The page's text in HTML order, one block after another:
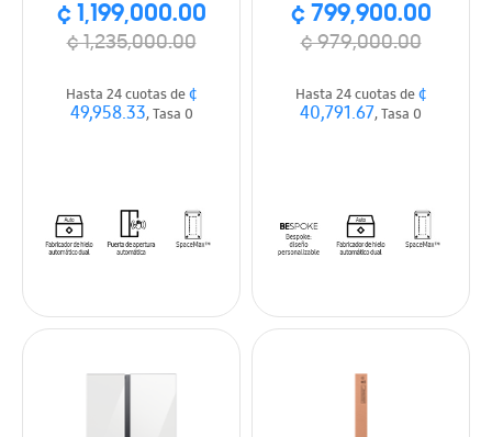
¢ 1,199,000.00
¢ 1,235,000.00
Hasta 24 cuotas de¢
49,958.33, Tasa 0
¢ 799,900.00
¢ 979,000.00
Hasta 24 cuotas de¢
40,791.67, Tasa 0